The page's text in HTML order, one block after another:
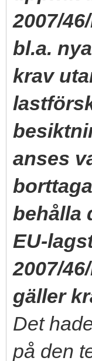
2007/
bl.a.
krav
anses
behålla
EU-
2007/
gäller
Det
på den